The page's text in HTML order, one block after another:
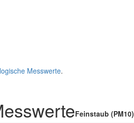
Messwerte.
Feinstaub (PM10)